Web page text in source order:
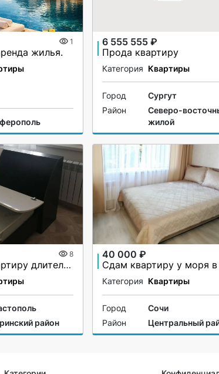
1
жилья.
6 555 555 ₽
Прода квартиру
Категория Квартиры
Город
Сургут
Район
Северо-
жилой
8
Сдам 1ую квартиру длительно
район
40 000 ₽
Категория Квартиры
Город
Сочи
Район
Центральный